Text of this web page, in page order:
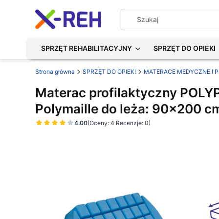
SPRZĘT REHABILITACYJNY SPRZĘT DO OPIEKI
Strona główna SPRZĘT DO OPIEKI MATERACE MEDYCZNE I
Materac profilaktyczny
Polymaille do leża: 90x200
4.00(Oceny: 4 Recenzje: 0)